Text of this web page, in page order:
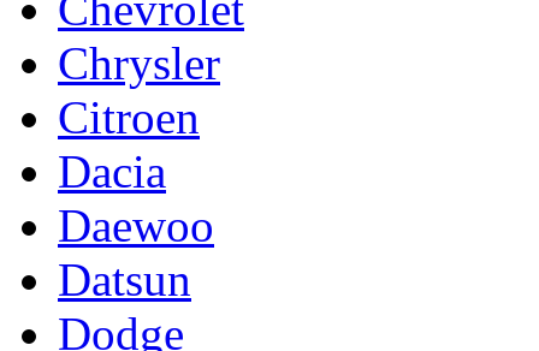
Chrysler
Citroen
Dacia
Daewoo
Datsun
Dodge